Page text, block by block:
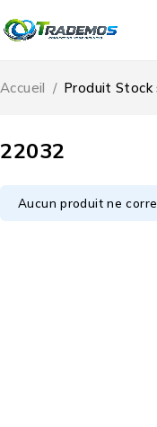
22032
Accueil / Produit Stock
Aucun produit ne